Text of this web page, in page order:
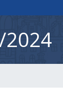
2024